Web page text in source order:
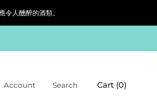
人醺醉的酒類。
Account Search Cart (0)
Prev Next